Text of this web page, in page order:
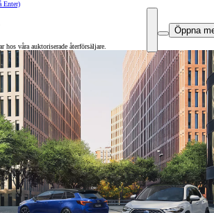
Enter)
Öppna
hos våra auktoriserade återförsäljare.